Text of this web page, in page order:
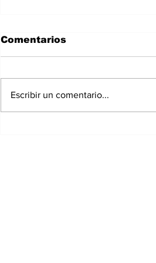
Comentarios
Escribir un comentario...